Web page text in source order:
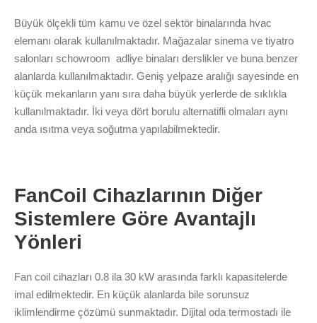
Büyük ölçekli tüm kamu ve özel sektör binalarında hvac
elemanı olarak kullanılmaktadır. Mağazalar sinema ve tiyatro
salonları schowroom adliye binaları derslikler ve buna benzer
alanlarda kullanılmaktadır. Geniş yelpaze aralığı sayesinde en
küçük mekanların yanı sıra daha büyük yerlerde de sıklıkla
kullanılmaktadır. İki veya dört borulu alternatifli olmaları aynı
anda ısıtma veya soğutma yapılabilmektedir.
FanCoil Cihazlarının Diğer
Sistemlere Göre Avantajlı
Yönleri
Fan coil cihazları 0.8 ila 30 kW arasında farklı kapasitelerde
imal edilmektedir. En küçük alanlarda bile sorunsuz
iklimlendirme çözümü sunmaktadır. Dijital oda termostadı ile